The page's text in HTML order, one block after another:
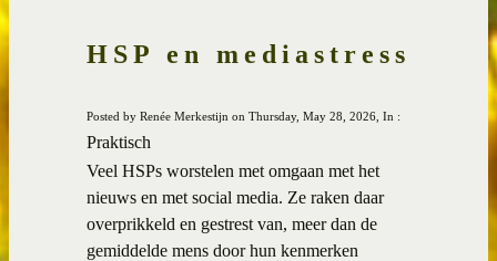
HSP en mediastress
Posted by Renée Merkestijn on Thursday, May 28, 2026, In :
Praktisch
Veel HSPs worstelen met omgaan met het
nieuws en met social media. Ze raken daar
overprikkeld en gestrest van, meer dan de
gemiddelde mens door hun kenmerken